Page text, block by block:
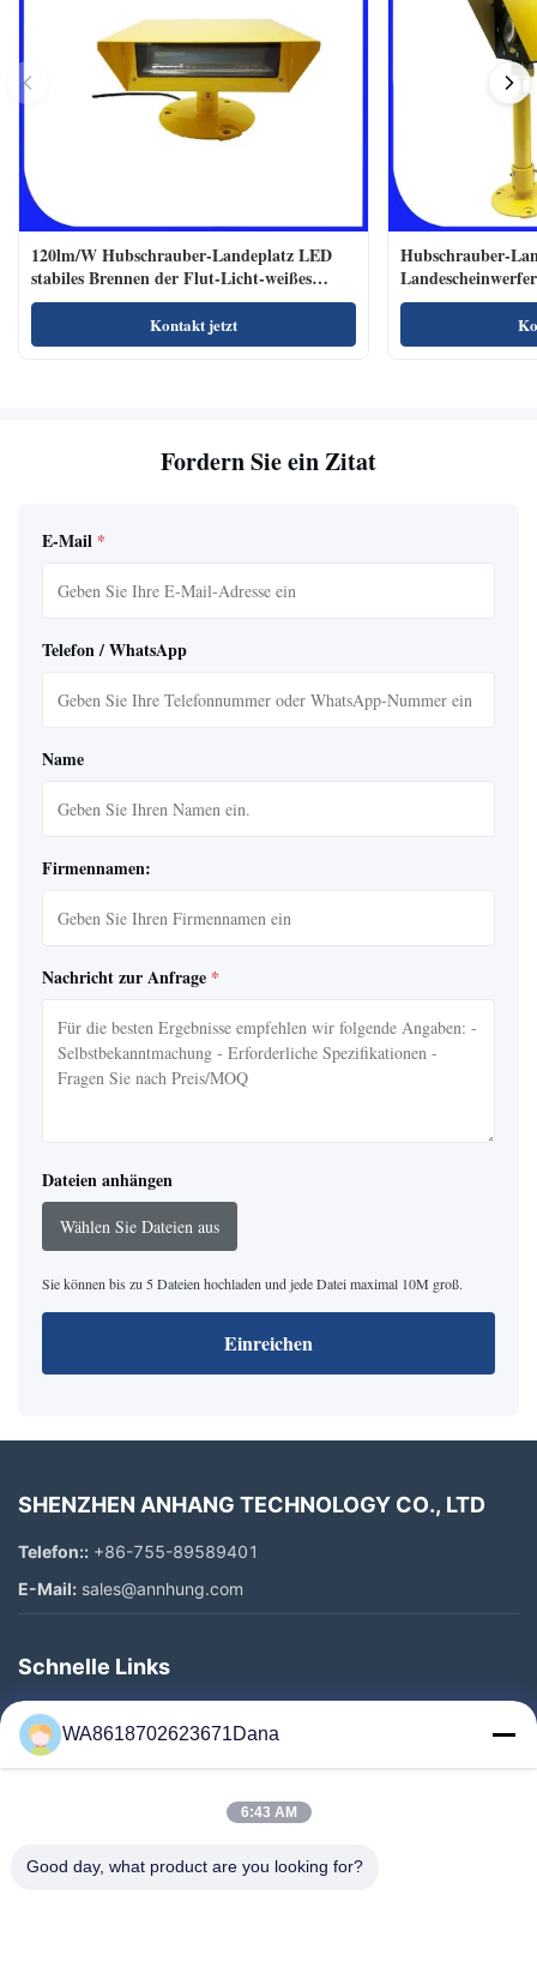
120lm/W Hubschrauber-Landeplatz LED
stabiles Brennen der Flut-Licht-weißes
Farbe110-240vac
Kontakt jetzt
Hubschrauber-
Polycarbonats-
Fordern Sie ein Zitat
E-Mail *
Telefon / WhatsApp
Name
Firmennamen:
Nachricht zur Anfrage *
Dateien anhängen
Wählen Sie Dateien aus
Sie können bis zu 5 Dateien hochladen und jede Datei maximal 10M groß.
Einreichen
SHENZHEN ANHANG TECHNOLOGY CO., LTD
Telefon:: +86-755-89589401
E-Mail: sales@annhung.com
Schnelle Links
Zu Hause
Produkte
Werksbesichtigung
WA8618702623671Dana
6:43 AM
Good day, what product are you looking for?